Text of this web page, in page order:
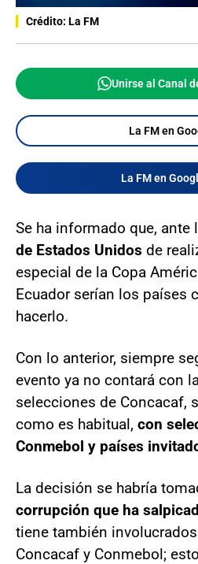
Crédito: La FM
Unirse al Canal
La FM en
La FM en
Se ha informado que, ante
de Estados Unidos de
especial de la Copa
Ecuador serían los países
hacerlo.
Con lo anterior, siempre
evento ya no contará con
selecciones de Concacaf,
como es habitual, con
Conmebol y países
La decisión se habría
corrupción que ha
tiene también
Concacaf y Conmebol;